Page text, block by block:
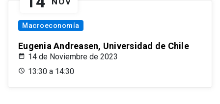
Macroeconomía
Eugenia Andreasen, Universidad de Chile
14 de Noviembre de 2023
13:30 a 14:30